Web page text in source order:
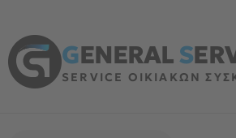
GENERALS
SERVICE ΟΙΚΙΑΚΩΝ